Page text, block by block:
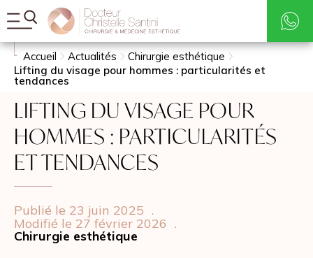
Tarifs
Rechercher
Accueil Actualités
Chirurgie esthétique
Lifting du visage pour hommes : particularités et
tendances
LIFTING DU VISAGE POUR
HOMMES : PARTICULARITÉS
ET TENDANCES
Publié le 23 juin 2025 .
Modifié le 27 février 2026 .
Chirurgie esthétique